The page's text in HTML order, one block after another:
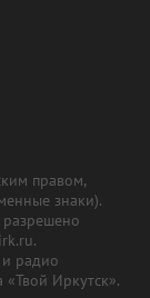
правом,
знаки).
разрешено
и радио
«Твой Иркутск».